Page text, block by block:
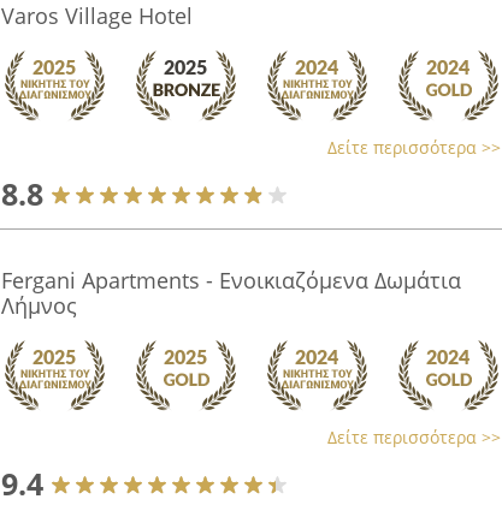
Varos Village Hotel
Δείτε περισσότερα >>
8.8
Fergani Apartments - Ενοικιαζόμενα Δωμάτια
Λήμνος
Δείτε περισσότερα >>
9.4